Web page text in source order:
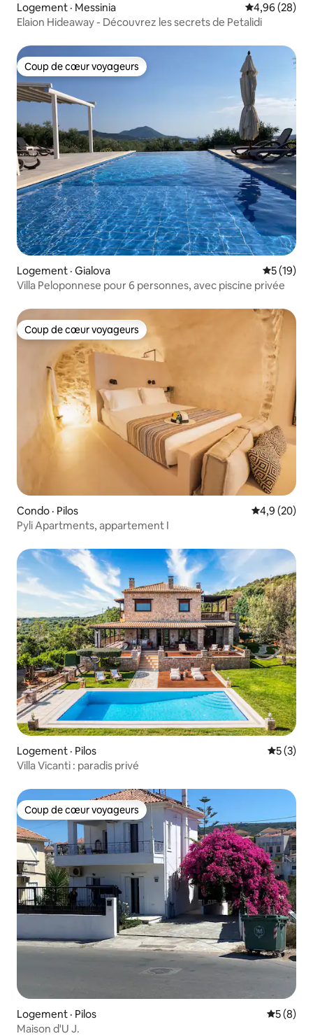
Logement · Messinia Note
4,96 (28)
Elaion Hideaway - Découvrez les secrets de Petalidi
Coup de cœur voyageurs
Coup de cœur voyageurs
Logement · Gialova Note
5 (19)
Villa Peloponnese pour 6 personnes, avec piscine privée
Coup de cœur voyageurs
Coup de cœur voyageurs
Condo · Pilos Note
4,9 (20)
Pyli Apartments, appartement I
Logement · Pilos Note
5 (3)
Villa Vicanti : paradis privé
Coup de cœur voyageurs
Coup de cœur voyageurs
Logement · Pilos Note
5 (8)
Maison d'U J.